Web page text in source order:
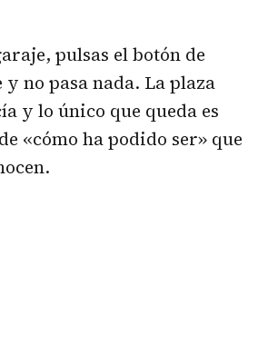
pulsas el botón de
y no pasa nada. La plaza
y lo único que queda es
«cómo ha podido ser» que